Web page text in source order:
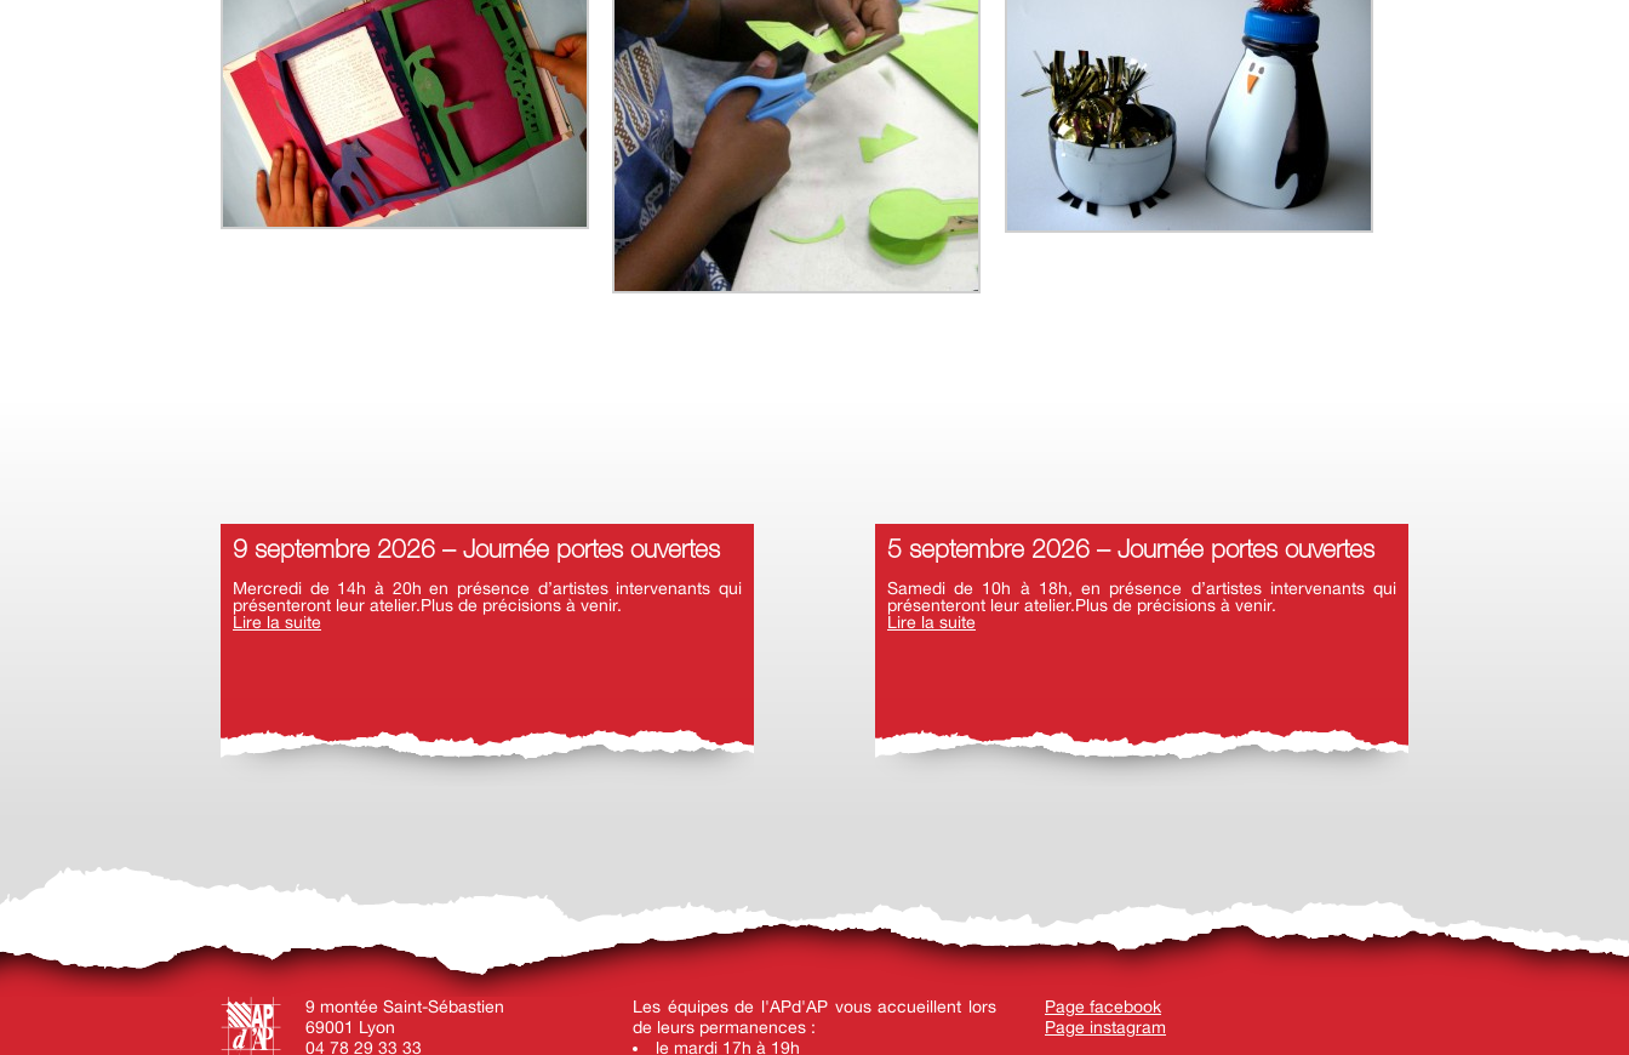
9 septembre 2026 – Journée portes ouvertes
Mercredi de 14h à 20h en présence d’artistes intervenants qui
présenteront leur atelier.Plus de précisions à venir.
Lire la suite
5 septembre 2026 – Journée portes ouvertes
Samedi de 10h à 18h, en présence d’artistes intervenants qui
présenteront leur atelier.Plus de précisions à venir.
Lire la suite
9 montée Saint-Sébastien
69001 Lyon
04 78 29 33 33
Les équipes de l'APd'AP vous accueillent lors
de leurs permanences :
le mardi 17h à 19h
Page facebook
Page instagram